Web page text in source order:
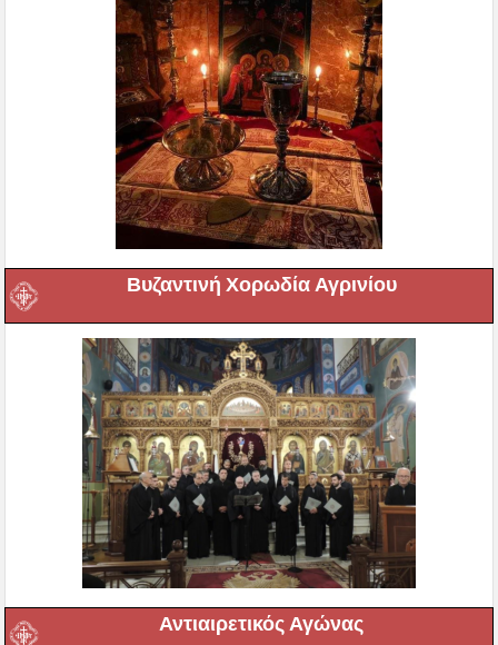
Βυζαντινή Χορωδία Αγρινίου
Αντιαιρετικός Αγώνας